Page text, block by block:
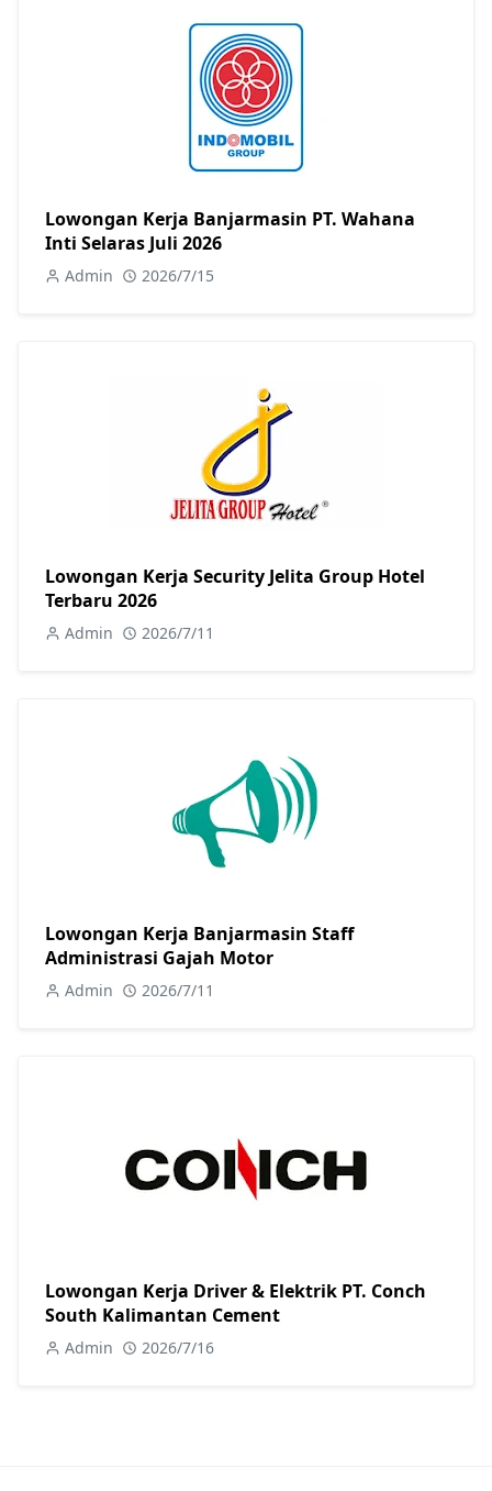
Lowongan Kerja Banjarmasin PT. Wahana
Inti Selaras Juli 2026
Admin 2026/7/15
Lowongan Kerja Security Jelita Group Hotel
Terbaru 2026
Admin 2026/7/11
Lowongan Kerja Banjarmasin Staff
Administrasi Gajah Motor
Admin 2026/7/11
Lowongan Kerja Driver & Elektrik PT. Conch
South Kalimantan Cement
Admin 2026/7/16